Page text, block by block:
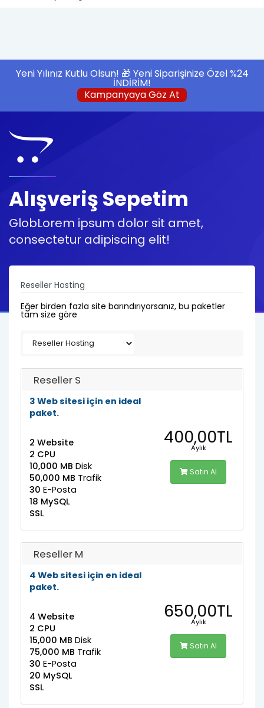
Yeni Yılınız Kutlu Olsun! 🎁 Yeni Siparişinize Özel %24
İNDİRİM!
Kampanyaya Göz At
Alışveriş Sepetim
GlobLorem ipsum dolor sit amet,
consectetur adipiscing elit!
Reseller Hosting
Eğer birden fazla site barındırıyorsanız, bu paketler
tam size göre
Reseller S
3 Web sitesi için en ideal
paket.
2 Website
2 CPU
10,000 MB Disk
50,000 MB Trafik
30 E-Posta
18 MySQL
SSL
400,00TL
Aylık
Satın Al
Reseller M
4 Web sitesi için en ideal
paket.
4 Website
2 CPU
15,000 MB Disk
75,000 MB Trafik
30 E-Posta
20 MySQL
SSL
650,00TL
Aylık
Satın Al